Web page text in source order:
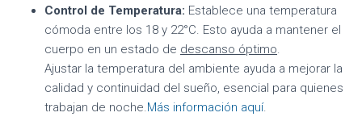
Control de Temperatura: Establece una temperatura
cómoda entre los 18 y 22°C. Esto ayuda a mantener el
cuerpo en un estado de descanso óptimo.
Ajustar la temperatura del ambiente ayuda a mejorar la
calidad y continuidad del sueño, esencial para quienes
trabajan de noche.Más información aquí.